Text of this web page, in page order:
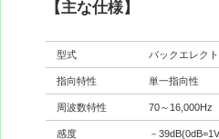
【主な仕様】
型式 バックエレク
指向特性 単一指向性
周波数特性 70～16,000Hz
感度 －